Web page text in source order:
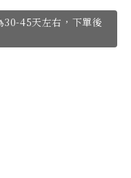
45天左右，下單後